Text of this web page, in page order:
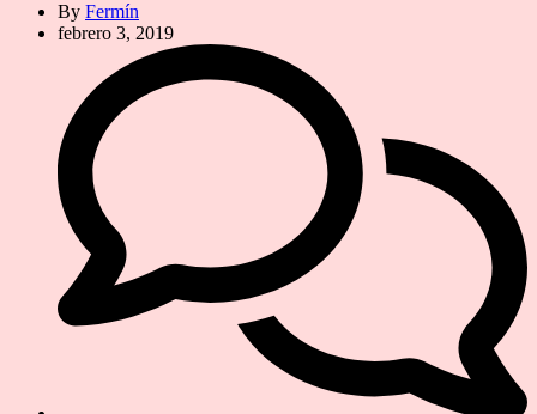
By Fermín
febrero 3, 2019